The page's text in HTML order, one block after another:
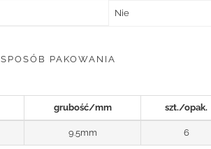
Nie
SPOSÓB PAKOWANIA
grubość/mm szt./opak.
9.5mm 6